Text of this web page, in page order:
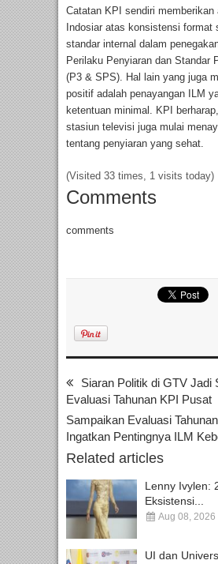
Catatan KPI sendiri memberikan
Indosiar atas konsistensi format
standar internal dalam
Perilaku Penyiaran dan Standar
(P3 & SPS). Hal lain yang juga
positif adalah penayangan ILM
ketentuan minimal. KPI
stasiun televisi juga mulai
tentang penyiaran yang sehat.
(Visited 33 times, 1 visits today)
Comments
comments
Siaran Politik di GTV Jadi
Evaluasi Tahunan KPI Pusat
Sampaikan Evaluasi
Ingatkan Pentingnya ILM
Related articles
Lenny Ivylen:
Eksistensi...
Aug 08, 2026
UI dan